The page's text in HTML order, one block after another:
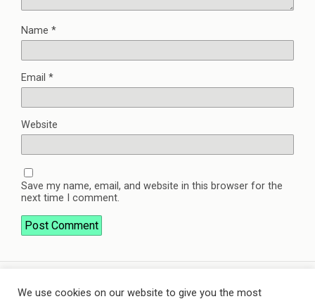
Name *
Email *
Website
Save my name, email, and website in this browser for the
next time I comment.
We use cookies on our website to give you the most